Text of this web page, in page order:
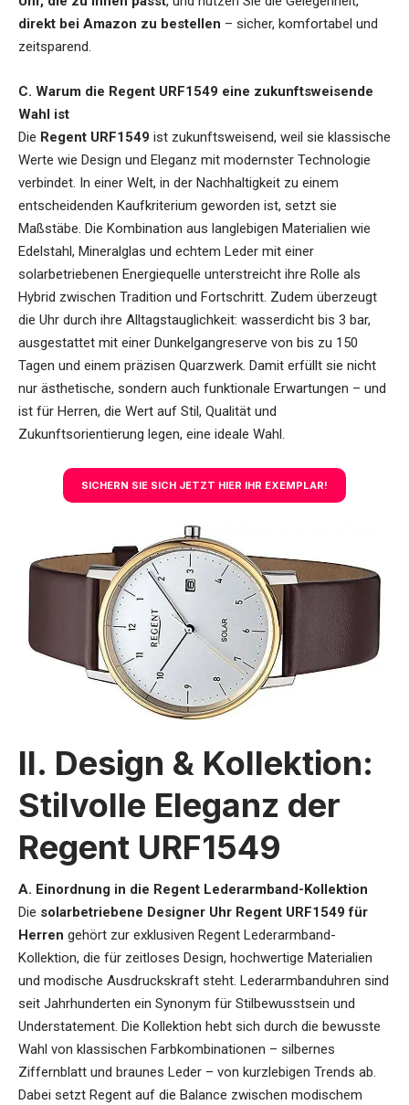
direkt bei Amazon zu bestellen – sicher, komfortabel und
zeitsparend.
C. Warum die Regent URF1549 eine zukunftsweisende
Wahl ist
Die Regent URF1549 ist zukunftsweisend, weil sie klassische
Werte wie Design und Eleganz mit modernster Technologie
verbindet. In einer Welt, in der Nachhaltigkeit zu einem
entscheidenden Kaufkriterium geworden ist, setzt sie
Maßstäbe. Die Kombination aus langlebigen Materialien wie
Edelstahl, Mineralglas und echtem Leder mit einer
solarbetriebenen Energiequelle unterstreicht ihre Rolle als
Hybrid zwischen Tradition und Fortschritt. Zudem überzeugt
die Uhr durch ihre Alltagstauglichkeit: wasserdicht bis 3 bar,
ausgestattet mit einer Dunkelgangreserve von bis zu 150
Tagen und einem präzisen Quarzwerk. Damit erfüllt sie nicht
nur ästhetische, sondern auch funktionale Erwartungen – und
ist für Herren, die Wert auf Stil, Qualität und
Zukunftsorientierung legen, eine ideale Wahl.
SICHERN SIE SICH JETZT HIER IHR EXEMPLAR!
II. Design & Kollektion:
Stilvolle Eleganz der
Regent URF1549
A. Einordnung in die Regent Lederarmband-Kollektion
Die solarbetriebene Designer Uhr Regent URF1549 für
Herren gehört zur exklusiven Regent Lederarmband-
Kollektion, die für zeitloses Design, hochwertige Materialien
und modische Ausdruckskraft steht. Lederarmbanduhren sind
seit Jahrhunderten ein Synonym für Stilbewusstsein und
Understatement. Die Kollektion hebt sich durch die bewusste
Wahl von klassischen Farbkombinationen – silbernes
Ziffernblatt und braunes Leder – von kurzlebigen Trends ab.
Dabei setzt Regent auf die Balance zwischen modischem